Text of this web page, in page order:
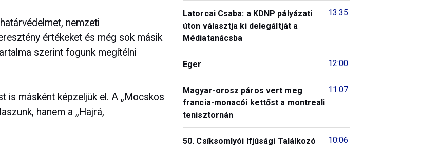
nemzeti
értékeket és még sok másik
szerint fogunk megítélni
is másként képzeljük el. A „Mocskos
hanem a „Hajrá,
13:35
Latorcai Csaba: a KDNP pályázati
úton választja ki delegáltját a
Médiatanácsba
12:00
Eger
11:07
Magyar-orosz páros vert meg
francia-monacói kettőst a montreali
tenisztornán
10:06
50. Csíksomlyói Ifjúsági Találkozó